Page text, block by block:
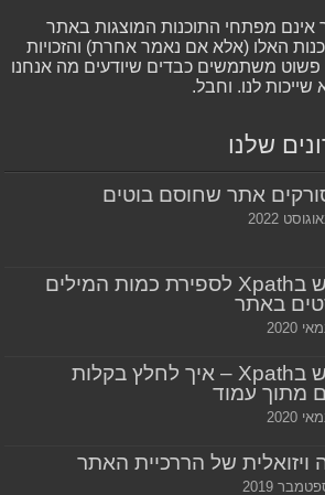
אינם מפתחי התוכנות המוצגות באתר
האלו (אלא אם נאמר אחרת) והזכויות
פשוט משתמשים כבדים שיודעים מה אנחנו
לנו. וחבל.
שלנו
אתר שחוסם בוטים
שימוש בXpath לספירת כמות המילים
באתר
שימוש בXpath – איך לחלץ בקלות
מתוך עמוד
ויזואלית של הררכיית האתר